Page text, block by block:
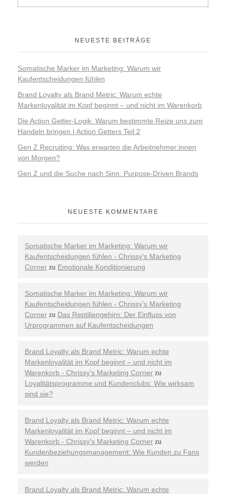
NEUESTE BEITRÄGE
Somatische Marker im Marketing: Warum wir
Kaufentscheidungen fühlen
Brand Loyalty als Brand Metric: Warum echte
Markenloyalität im Kopf beginnt – und nicht im Warenkorb
Die Action Getter-Logik: Warum bestimmte Reize uns zum
Handeln bringen | Action Getters Teil 2
Gen Z Recruiting: Was erwarten die Arbeitnehmer:innen
von Morgen?
Gen Z und die Suche nach Sinn: Purpose-Driven Brands
NEUESTE KOMMENTARE
Somatische Marker im Marketing: Warum wir
Kaufentscheidungen fühlen - Chrissy's Marketing
Corner zu Emotionale Konditionierung
Somatische Marker im Marketing: Warum wir
Kaufentscheidungen fühlen - Chrissy's Marketing
Corner zu Das Reptiliengehirn: Der Einfluss von
Urprogrammen auf Kaufentscheidungen
Brand Loyalty als Brand Metric: Warum echte
Markenloyalität im Kopf beginnt – und nicht im
Warenkorb - Chrissy's Marketing Corner zu
Loyalitätsprogramme und Kundenclubs: Wie wirksam
sind sie?
Brand Loyalty als Brand Metric: Warum echte
Markenloyalität im Kopf beginnt – und nicht im
Warenkorb - Chrissy's Marketing Corner zu
Kundenbeziehungsmanagement: Wie Kunden zu Fans
werden
Brand Loyalty als Brand Metric: Warum echte